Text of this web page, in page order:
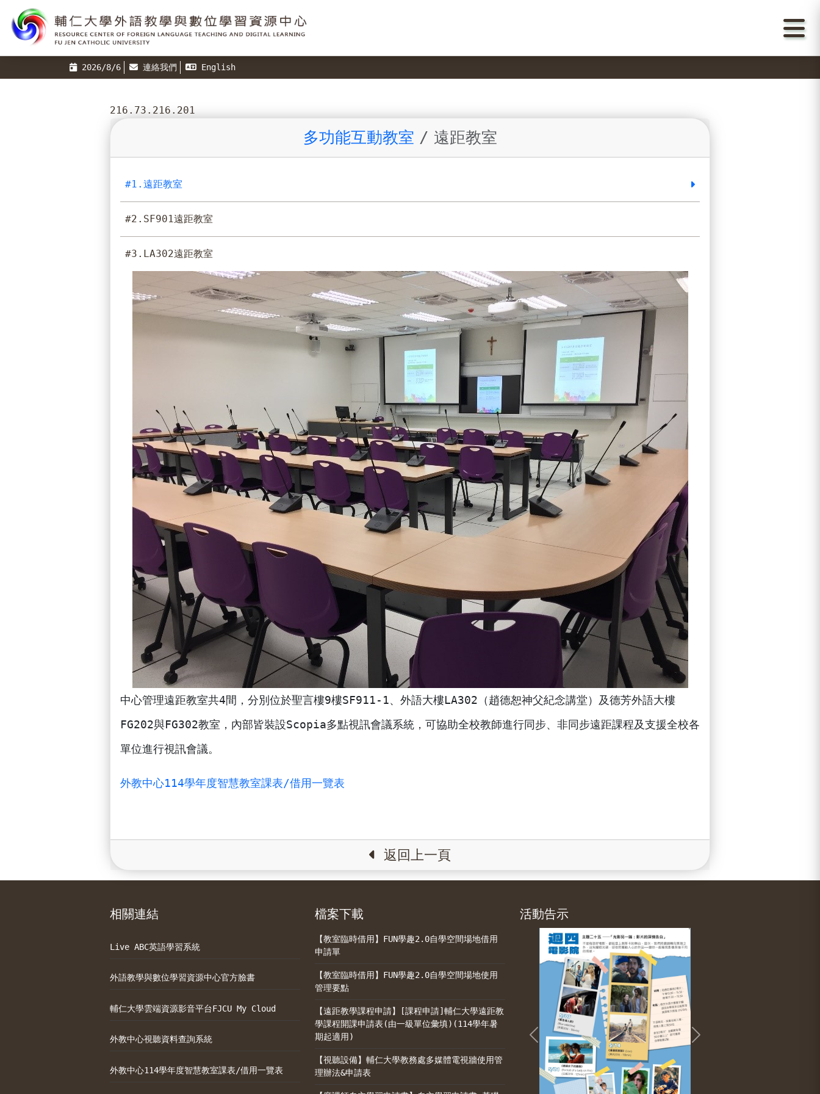
2026/8/6 連絡我們 English
216.73.216.201
多功能互動教室 遠距教室
#1.遠距教室
#2.SF901遠距教室
#3.LA302遠距教室
中心管理遠距教室共4間，分別位於聖言樓9樓SF911-1、外語大樓LA302（趙德恕神父紀念講堂）及德芳外語大樓
FG202與FG302教室，內部皆裝設Scopia多點視訊會議系統，可協助全校教師進行同步、非同步遠距課程及支援全校各
單位進行視訊會議。
外教中心114學年度智慧教室課表/借用一覽表
返回上一頁
相關連結
Live ABC英語學習系統
外語教學與數位學習資源中心官方臉書
輔仁大學雲端資源影音平台FJCU My Cloud
外教中心視聽資料查詢系統
外教中心114學年度智慧教室課表/借用一覽表
檔案下載
【教室臨時借用】FUN學趣2.0自學空間場地借用
申請單
【教室臨時借用】FUN學趣2.0自學空間場地使用
管理要點
【遠距教學課程申請】[課程申請]輔仁大學遠距教
學課程開課申請表(由一級單位彙填)(114學年暑
期起適用)
【視聽設備】輔仁大學教務處多媒體電視牆使用管
理辦法&申請表
活動告示
Previous Next